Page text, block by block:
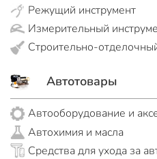
Режущий инструмент
Измерительный
Строительно-
Автотовары
Автооборудование и
Автохимия и масла
Средства для ухода за